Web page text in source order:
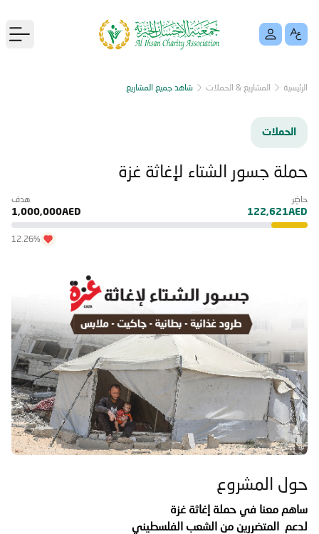
الرئيسية المشاريع & الحملات شاهد جميع المشاريع
الحملات
حملة جسور الشتاء لإغاثة غزة
حاضِر هدف
122,621AED
1,000,000AED
12.26%
حول المشروع
ساهم معنا في حملة إغاثة غزة
لدعم المتضررين من الشعب الفلسطيني